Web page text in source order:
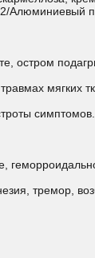
Алюминиевый
остром
мягких
симптомов.
тремор,